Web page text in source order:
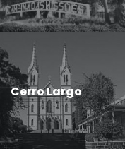
Cerro Largo